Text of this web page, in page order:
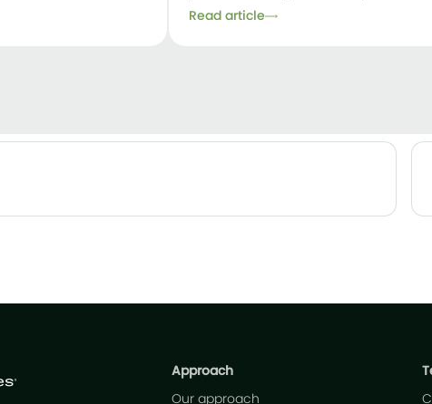
Read article
Approach
Our approach